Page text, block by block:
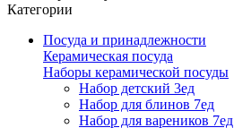
Категории
Посуда и принадлежности
Керамическая посуда
Наборы керамической посуды
Набор детский 3ед
Набор для блинов 7ед
Набор для вареников 7ед